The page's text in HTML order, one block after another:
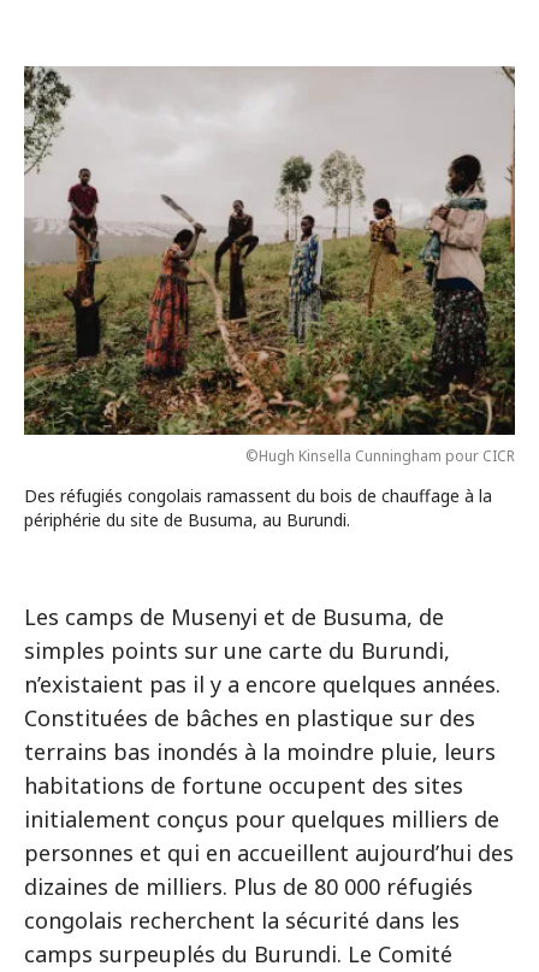
©Hugh Kinsella Cunningham pour CICR
Des réfugiés congolais ramassent du bois de chauffage à la
périphérie du site de Busuma, au Burundi.
Les camps de Musenyi et de Busuma, de
simples points sur une carte du Burundi,
n’existaient pas il y a encore quelques années.
Constituées de bâches en plastique sur des
terrains bas inondés à la moindre pluie, leurs
habitations de fortune occupent des sites
initialement conçus pour quelques milliers de
personnes et qui en accueillent aujourd’hui des
dizaines de milliers. Plus de 80 000 réfugiés
congolais recherchent la sécurité dans les
camps surpeuplés du Burundi. Le Comité